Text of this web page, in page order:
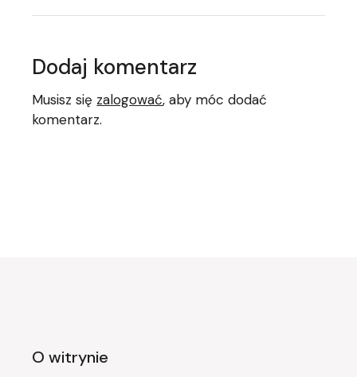
Dodaj komentarz
Musisz się zalogować, aby móc dodać
komentarz.
O witrynie